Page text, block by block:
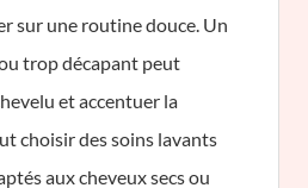
sur une routine douce. Un
trop décapant peut
et accentuer la
choisir des soins lavants
aux cheveux secs ou